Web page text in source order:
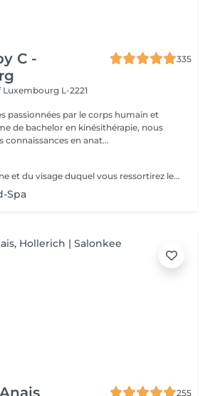
C -
335
Luxembourg L-2221
passionnées par le corps humain et
de bachelor en kinésithérapie, nous
en anat...
Le massage du crâne et du visage duquel vous ressortirez les cheveux propres. Association de l'utilisation du massage, de l'eau et de la vapeur afin de vous garantir une séance vraiment relaxante. Utilisation de l'huile essentielle adaptée à votre cuir chevelu après analyse. Contre-indications : Extentions, tissages et tresses plaquées. Attendre 72h après une coloration. Accord médical nécéssaire en cas de chimiothérapie/rémission. Merci de nous informer en cas de grossesse ou allaitement afin d'adapter les produits utilisés.
Spa
255